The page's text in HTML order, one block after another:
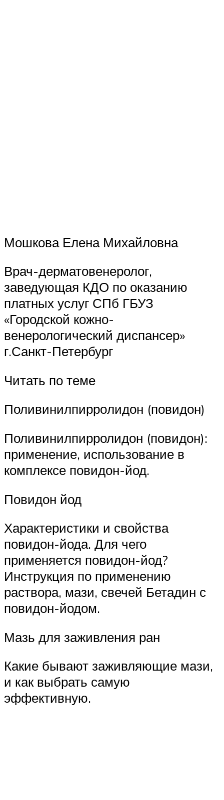
Мошкова Елена Михайловна
Врач-дерматовенеролог,
заведующая КДО по оказанию
платных услуг СПб ГБУЗ
«Городской кожно-
венерологический диспансер»
г.Санкт-Петербург
Читать по теме
Поливинилпирро­лидон (повидон)
Поливинилпирролидон (повидон):
применение, использование в
комплексе повидон-йод.
Повидон йод
Характеристики и свойства
повидон-йода. Для чего
применяется повидон-йод?
Инструкция по применению
раствора, мази, свечей Бетадин с
повидон-йодом.
Мазь для заживления ран
Какие бывают заживляющие мази,
и как выбрать самую
эффективную.